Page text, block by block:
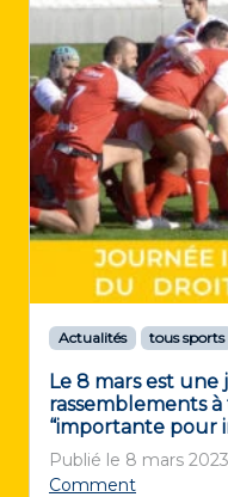
r
l
a
f
i
n
a
l
e
P
r
o
a
c
u
l
i
Actualités tous sports
Le 8 mars est
rassemblements
“importante pour
Publié le 8 mars 2023
Comment